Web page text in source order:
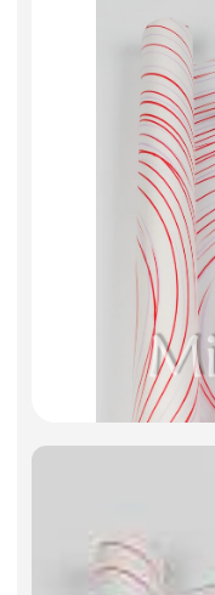
Декоративные вазы, кашпо